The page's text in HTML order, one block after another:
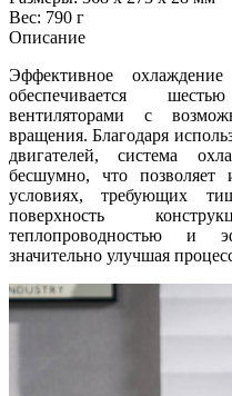
Вес: 790 г
Описание
Эффективное
обеспечивается
вентиляторами с
вращения. Благодаря
двигателей, система
бесшумно, что позволяет
условиях, требующих
поверхность
теплопроводностью и
значительно улучшая